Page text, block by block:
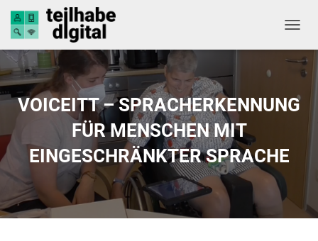
VOICEITT – SPRACHERKENNUNG
FÜR MENSCHEN MIT
EINGESCHRÄNKTER SPRACHE